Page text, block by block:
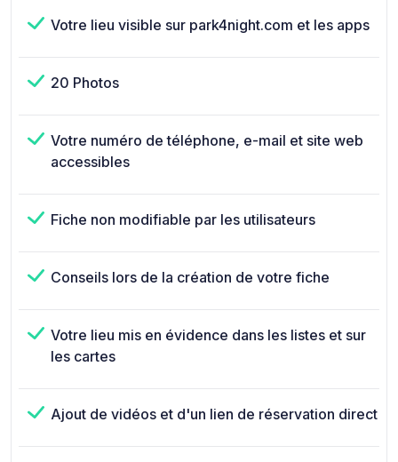
Votre lieu visible sur park4night.com et les apps
20 Photos
Votre numéro de téléphone, e-mail et site web
accessibles
Fiche non modifiable par les utilisateurs
Conseils lors de la création de votre fiche
Votre lieu mis en évidence dans les listes et sur
les cartes
Ajout de vidéos et d'un lien de réservation direct